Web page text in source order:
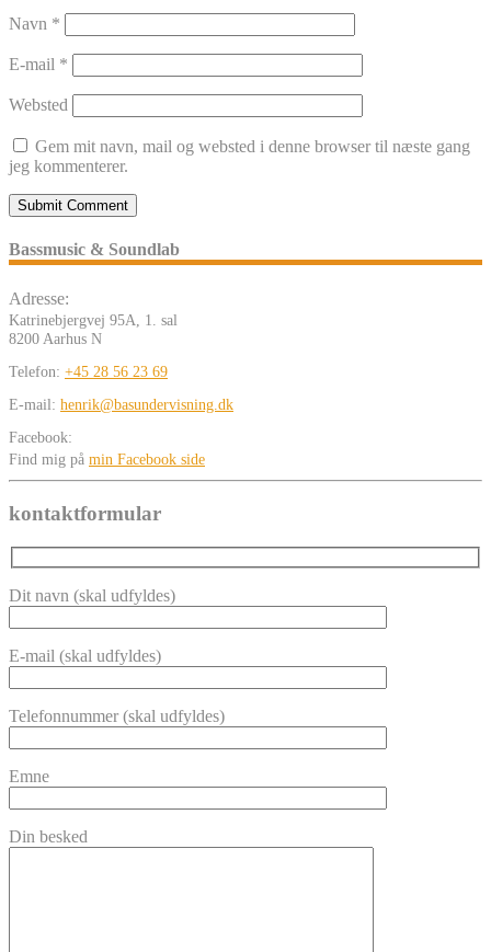
Navn *
E-mail *
Websted
Gem mit navn, mail og websted i denne browser til næste gang
jeg kommenterer.
Bassmusic & Soundlab
Adresse:
Katrinebjergvej 95A, 1. sal
8200 Aarhus N
Telefon: +45 28 56 23 69
E-mail: henrik@basundervisning.dk
Facebook:
Find mig på min Facebook side
kontaktformular
Dit navn (skal udfyldes)
E-mail (skal udfyldes)
Telefonnummer (skal udfyldes)
Emne
Din besked